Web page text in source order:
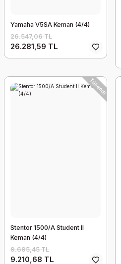
Yamaha V5SA Keman (4/4)
26.547,06 TL
26.281,59 TL
Tükendi
Stentor 1500/A Student II
Keman (4/4)
9.695,45 TL
9.210,68 TL